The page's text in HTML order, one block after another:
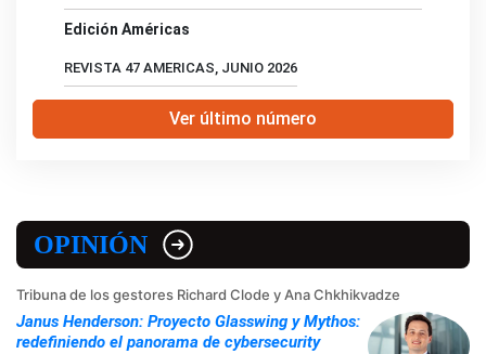
Edición Américas
REVISTA 47 AMERICAS, JUNIO 2026
Ver último número
OPINIÓN
Tribuna de los gestores Richard Clode y Ana Chkhikvadze
Janus Henderson: Proyecto Glasswing y Mythos:
redefiniendo el panorama de cybersecurity